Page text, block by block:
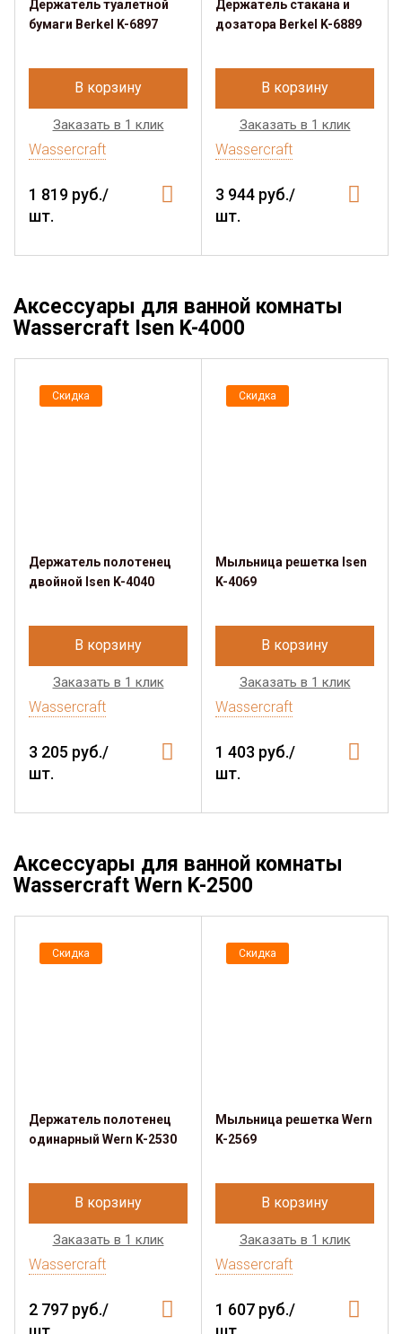
Держатель туалетной
бумаги Berkel K-6897
В корзину
Заказать в 1 клик
Wassercraft
1 819 руб./
шт.
Держатель стакана и
дозатора Berkel K-6889
В корзину
Заказать в 1 клик
Wassercraft
3 944 руб./
шт.
Аксессуары для ванной комнаты
Wassercraft Isen K-4000
Скидка
Держатель полотенец
двойной Isen K-4040
В корзину
Заказать в 1 клик
Wassercraft
3 205 руб./
шт.
Скидка
Мыльница решетка Isen
K-4069
В корзину
Заказать в 1 клик
Wassercraft
1 403 руб./
шт.
Аксессуары для ванной комнаты
Wassercraft Wern K-2500
Скидка
Держатель полотенец
одинарный Wern K-2530
В корзину
Заказать в 1 клик
Wassercraft
2 797 руб./
Скидка
Мыльница решетка Wern
K-2569
В корзину
Заказать в 1 клик
Wassercraft
1 607 руб./